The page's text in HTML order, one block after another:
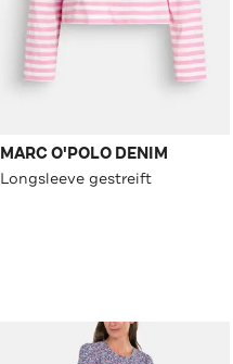
MARC O'POLO DENIM
Longsleeve gestreift